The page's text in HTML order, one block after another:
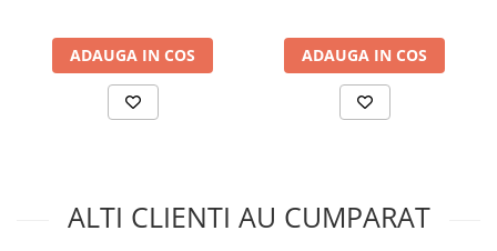
Silicon
Spuma
Accesorii parchet
Benzi adezive
ADAUGA IN COS
grosime 3mm, 5.1 x 1.18 m,
6 mp/pachet
ADAUGA IN COS
ALTI CLIENTI AU CUMPARAT